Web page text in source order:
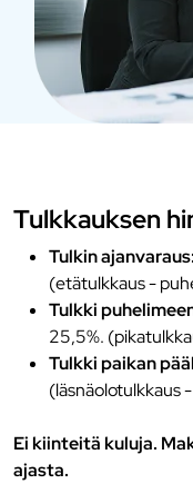
Tulkkauksen
Tulkin ajanvaraus:
(etätulkkaus -
Tulkki
25,5%.
Tulkki paikan
(läsnäolotulkkaus
Ei kiinteitä kuluja.
ajasta.